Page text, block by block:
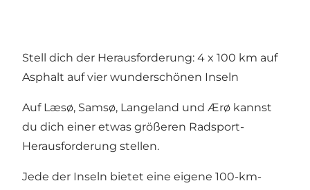
Stell dich der Herausforderung: 4 x 100 km auf
Asphalt auf vier wunderschönen Inseln
Auf Læsø, Samsø, Langeland und Ærø kannst
du dich einer etwas größeren Radsport-
Herausforderung stellen.
Jede der Inseln bietet eine eigene 100-km-